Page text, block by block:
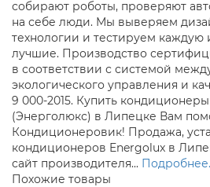
собирают роботы, проверяют
на себе люди. Мы выверяем
технологии и тестируем каждую
лучшие. Производство
в соответствии с системой
экологического управления и
9 000-2015. Купить
(Энерголюкс) в Липецке Вам
Кондиционеровик! Продажа,
кондиционеров Energolux в
сайт производителя...
Похожие товары